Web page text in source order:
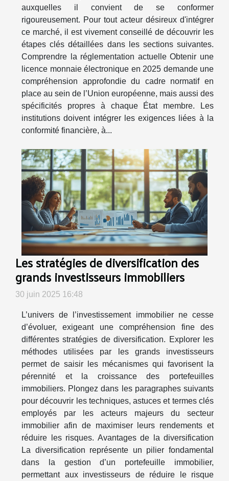
auxquelles il convient de se conformer
rigoureusement. Pour tout acteur désireux d'intégrer
ce marché, il est vivement conseillé de découvrir les
étapes clés détaillées dans les sections suivantes.
Comprendre la réglementation actuelle Obtenir une
licence monnaie électronique en 2025 demande une
compréhension approfondie du cadre normatif en
place au sein de l’Union européenne, mais aussi des
spécificités propres à chaque État membre. Les
institutions doivent intégrer les exigences liées à la
conformité financière, à...
Les stratégies de diversification des
grands investisseurs immobiliers
30 juin 2025 16:48
L’univers de l’investissement immobilier ne cesse
d’évoluer, exigeant une compréhension fine des
différentes stratégies de diversification. Explorer les
méthodes utilisées par les grands investisseurs
permet de saisir les mécanismes qui favorisent la
pérennité et la croissance des portefeuilles
immobiliers. Plongez dans les paragraphes suivants
pour découvrir les techniques, astuces et termes clés
employés par les acteurs majeurs du secteur
immobilier afin de maximiser leurs rendements et
réduire les risques. Avantages de la diversification
La diversification représente un pilier fondamental
dans la gestion d’un portefeuille immobilier,
permettant aux investisseurs de réduire le risque